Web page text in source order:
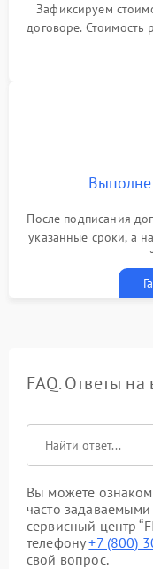
Зафиксируем
договоре. Стоимость
После подписания
указанные сроки, а
FAQ. Ответы
Вы можете
часто
сервисный центр
телефону+7 (800)
свой вопрос.